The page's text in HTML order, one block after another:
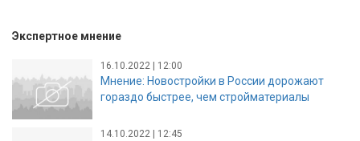
Экспертное мнение
16.10.2022 | 12:00
Мнение: Новостройки в России дорожают
гораздо быстрее, чем стройматериалы
14.10.2022 | 12:45